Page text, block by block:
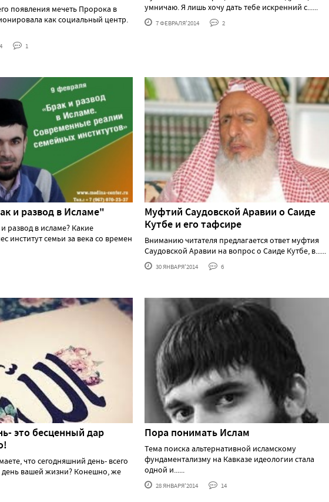
появления мечеть Пророка в
как социальный центр.
1
умничаю. Я лишь хочу дать тебе искренний с......
7 ФЕВРАЛЯ'2014 2
и развод в Исламе"
развод в исламе? Какие
институт семьи за века со времен
Муфтий Саудовской Аравии о Саиде
Кутбе и его тафсире
Вниманию читателя предлагается ответ муфтия
Саудовской Аравии на вопрос о Саиде Кутбе, в......
30 ЯНВАРЯ'2014 6
это бесценный дар
что сегодняшний день- всего
вашей жизни? Конешно, же
Пора понимать Ислам
Тема поиска альтернативной исламскому
фундаментализму на Кавказе идеологии стала
одной и......
28 ЯНВАРЯ'2014 14